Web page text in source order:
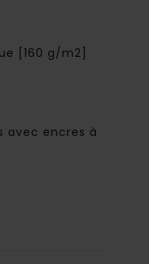
[160 g/m2]
avec encres à